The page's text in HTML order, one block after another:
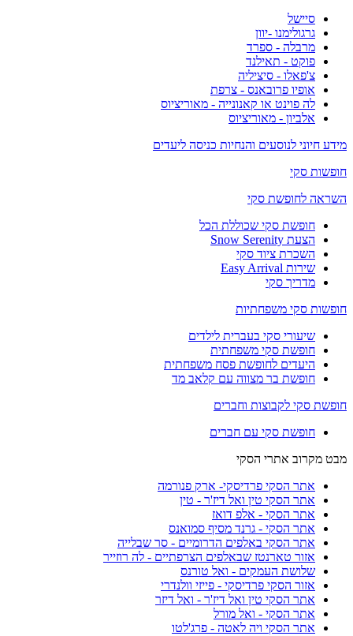
סיישל
גרגולימנו -יוון
מרבלה - ספרד
פוקט - תאילנד
צ'פאלו - סיציליה
אופיו פרובאנס - צרפת
לה פוינט או קאנונייה - מאוריציוס
אלביון - מאוריציוס
מידע חיוני לנוסעים והנחיות כניסה ליעדים
חופשות סקי
השראה לחופשת סקי
חופשת סקי שכוללת הכל
הצעת Snow Serenity
השכרת ציוד סקי
שירות Easy Arrival
מדריך סקי
חופשות סקי משפחתיות
שיעורי סקי בעברית לילדים
חופשת סקי משפחתית
היעדים לחופשת פסח משפחתית
חופשת בר מצווה עם קלאב מד
חופשת סקי לקבוצות וחברים
חופשת סקי עם חברים
מבט מקרוב אתרי הסקי
אתר הסקי פרדיסקי- ארק פנורמה
אתר הסקי טין ואל דיז'ר - טין
אתר הסקי - אלפ דואז
אתר הסקי - גרנד מסיף סמואנס
אתר הסקי באלפים הדרומיים - סר שבלייה
אזור טארנטז שבאלפים הצרפתיים - לה רוזייר
שלושת העמקים - ואל טורנס
אזור הסקי פרדיסקי - פייזי וולנדרי
אתר הסקי טין ואל דיז'ר - ואל דיזר
אתר הסקי - ואל מורל
אתר הסקי ויה לאטה - פרג'לטו